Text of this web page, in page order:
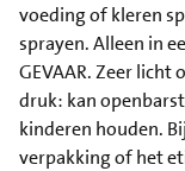
voeding of kleren
sprayen. Alleen in
GEVAAR. Zeer
druk: kan
kinderen houden.
verpakking of het